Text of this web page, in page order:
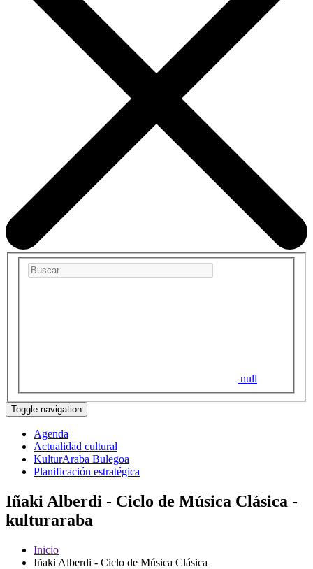
null
Toggle navigation
Agenda
Actualidad cultural
KulturAraba Bulegoa
Planificación estratégica
Iñaki Alberdi - Ciclo de Música Clásica -
kulturaraba
Inicio
Iñaki Alberdi - Ciclo de Música Clásica